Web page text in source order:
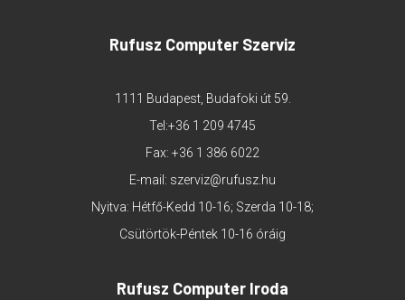
Rufusz Computer Szerviz
1111 Budapest, Budafoki út 59.
Tel:+36 1 209 4745
Fax: +36 1 386 6022
E-mail: szerviz@rufusz.hu
Nyitva: Hétfő-Kedd 10-16; Szerda 10-18;
Csütörtök-Péntek 10-16 óráig
Rufusz Computer Iroda